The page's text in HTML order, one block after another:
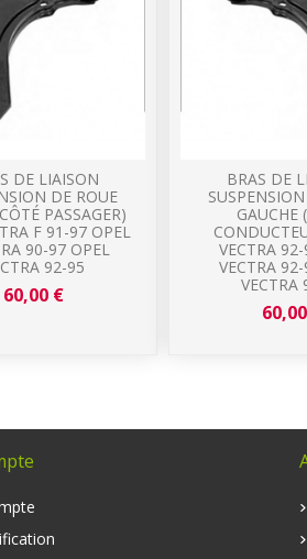
DE LIAISON
DE ROUE
PASSAGER)
F 91-97 OPEL
90-97 OPEL
92-95
60,00 €
BRAS DE
GAUCHE
VECTRA
VECTRA
VECTRA